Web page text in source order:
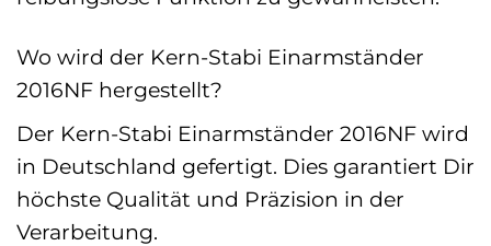
Wo wird der Kern-Stabi Einarmständer
2016NF hergestellt?
Der Kern-Stabi Einarmständer 2016NF wird
in Deutschland gefertigt. Dies garantiert Dir
höchste Qualität und Präzision in der
Verarbeitung.